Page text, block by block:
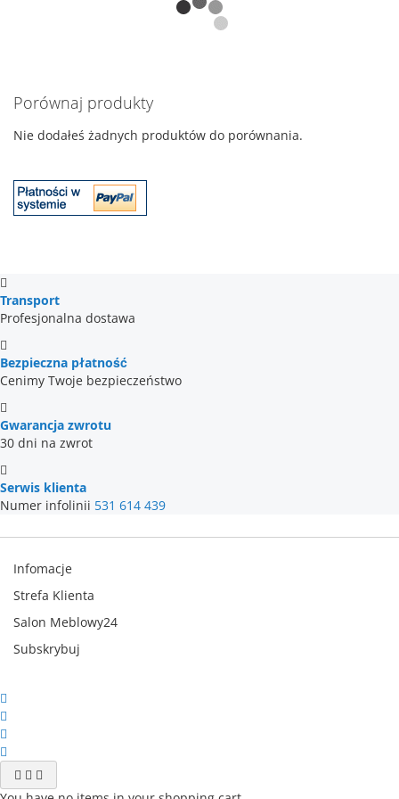
Porównaj produkty
Nie dodałeś żadnych produktów do porównania.
Transport
Profesjonalna dostawa
Bezpieczna płatność
Cenimy Twoje bezpieczeństwo
Gwarancja zwrotu
30 dni na zwrot
Serwis klienta
Numer infolinii 531 614 439
Infomacje
Strefa Klienta
Salon Meblowy24
Subskrybuj